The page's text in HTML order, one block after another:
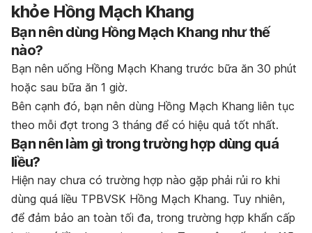
khỏe Hồng Mạch Khang
Bạn nên dùng Hồng Mạch Khang như thế
nào?
Bạn nên uống Hồng Mạch Khang trước bữa ăn 30 phút
hoặc sau bữa ăn 1 giờ.
Bên cạnh đó, bạn nên dùng Hồng Mạch Khang liên tục
theo mỗi đợt trong 3 tháng để có hiệu quả tốt nhất.
Bạn nên làm gì trong trường hợp dùng quá
liều?
Hiện nay chưa có trường hợp nào gặp phải rủi ro khi
dùng quá liều TPBVSK Hồng Mạch Khang. Tuy nhiên,
để đảm bảo an toàn tối đa, trong trường hợp khẩn cấp